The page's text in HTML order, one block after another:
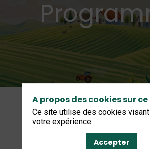
16 mai 2022 12:30
A propos des cookies sur
Ce site utilise des cookies visant
votre expérience.
Accepter